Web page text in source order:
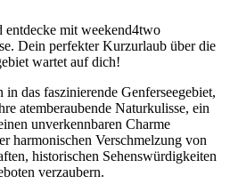
entdecke mit weekend4two
Dein perfekter Kurzurlaub über die
wartet auf dich!
das faszinierende Genferseegebiet,
atemberaubende Naturkulisse, ein
unverkennbaren Charme
harmonischen Verschmelzung von
historischen Sehenswürdigkeiten
verzaubern.